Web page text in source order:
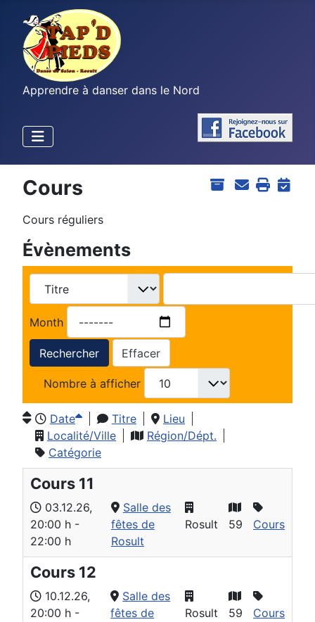
Apprendre à danser dans le Nord
Cours
Cours réguliers
Évènements
Month
Rechercher Effacer
Nombre à afficher
Date Titre
Lieu
Localité/Ville
Région/Dépt.
Catégorie
Cours 11
03.12.26,
20:00 h -
22:00 h
Salle des
fêtes de
Rosult
Rosult 59 Cours
Cours 12
10.12.26,
20:00 h -
Salle des
fêtes de
Rosult 59 Cours